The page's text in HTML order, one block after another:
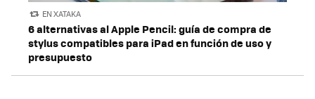
EN XATAKA
6 alternativas al Apple Pencil: guía de compra de
stylus compatibles para iPad en función de uso y
presupuesto